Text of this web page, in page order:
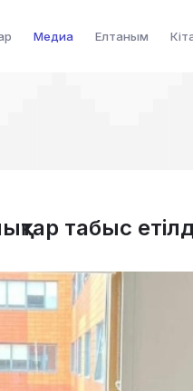
Медиа Елтаным
табыс